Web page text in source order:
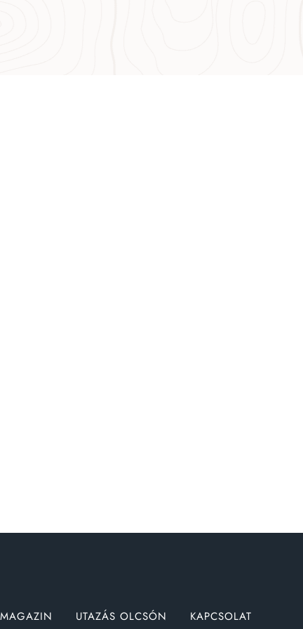
MAGAZIN UTAZÁS OLCSÓN KAPCSOLAT